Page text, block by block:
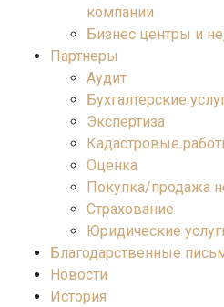
компании
Бизнес центры и
Партнеры
Аудит
Бухгалтерские
Экспертиза
Кадастровые
Оценка
Покупка/продажа
Страхование
Юридические
Благодарственные
Новости
История